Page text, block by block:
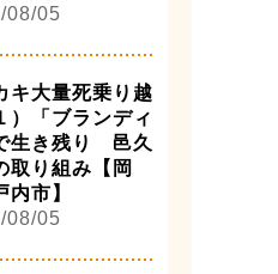
08/05
キ大量死乗り越
「ブランディ
生き残り 邑久
取り組み【岡
内市】
08/05